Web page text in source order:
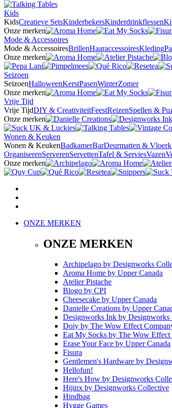
Kids
KidsCreatieve SetsKinderbekersKinderdrinkflessen
Onze merken
Mode & Accessoires
Mode & AccessoiresBrillenHaaraccessoiresKleding
Onze merken
Seizoen
SeizoenHalloweenKerstPasenWinterZomer
Onze merken
Vrije Tijd
Vrije TijdDIY & CreativiteitFeestReizenSpellen &
Onze merken
Wonen & Keuken
Wonen & KeukenBadkamerBarDeurmatten &
OrganiserenServerenServettenTafel & ServiesVazen
Onze merken
ONZE MERKEN
ONZE MERKEN
Archipelago by Designworks
Aroma Home by Upper Canada
Atelier Pistache
Blogo by CPI
Cheesecake by Upper Canada
Danielle Creations by Upper
Designworks Ink by Designworks
Doiy by The Wow Effect
Eat My Socks by The Wow Effect
Erase Your Face by Upper Canada
Fisura
Gentlemen's Hardware by
Hellofun!
Here's How by Designworks
Hijinx by Designworks Collective
Hindbag
Hygge Games